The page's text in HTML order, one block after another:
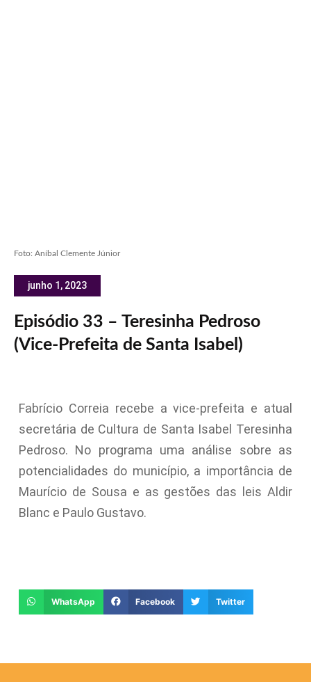
Foto: Aníbal Clemente Júnior
junho 1, 2023
Episódio 33 – Teresinha Pedroso
(Vice-Prefeita de Santa Isabel)
Fabrício Correia recebe a vice-prefeita e atual
secretária de Cultura de Santa Isabel Teresinha
Pedroso. No programa uma análise sobre as
potencialidades do município, a importância de
Maurício de Sousa e as gestões das leis Aldir
Blanc e Paulo Gustavo.
WhatsApp Facebook Twitter